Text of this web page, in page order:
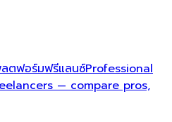
ตฟอร์มฟรีแลนซ์Professional
— compare pros,